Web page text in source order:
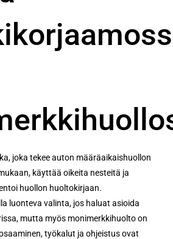
joka tekee auton määräaikaishuollon
käyttää oikeita nesteitä ja
huollon huoltokirjaan.
luonteva valinta, jos haluat asioida
mutta myös monimerkkihuolto on
työkalut ja ohjeistus ovat